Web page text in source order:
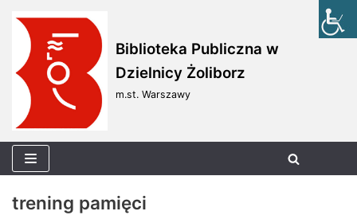
Skocz
do
treści
Biblioteka Publiczna w
Dzielnicy Żoliborz
m.st. Warszawy
trening pamięci